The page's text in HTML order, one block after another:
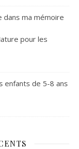
ma mémoire
pour les
enfants de 5-8 ans